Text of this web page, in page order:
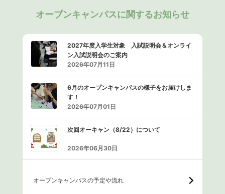
工程管理では、工事全体のスケジュール策定と進捗状況
だけでなく、コスト増加や品質低下にも直結するため、
綿密な計画と柔軟な調整力が求められます。
建築施工管理技士は、天候の変化や資材の納品遅延、作
業員の配置状況などを踏まえながら、各専門業者と連携
作業順の組み替えや人員配置の調整によって遅れを最小
限に抑える役割を担います。
断し、工事をスムーズに進める司令塔のような存在が、
オープンキャンパスに関するお知らせ
2027年度入学生対象 入試説明会＆オンライ
ン入試説明会のご案内
2026年07月11日
6月のオープンキャンパスの様子をお届けしま
す！
2026年07月01日
次回オーキャン（8/22）について
2026年06月30日
オープンキャンパスの予定や流れ